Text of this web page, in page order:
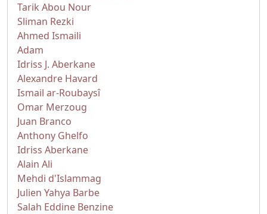
Tarik Abou Nour
Sliman Rezki
Ahmed Ismaili
Adam
Idriss J. Aberkane
Alexandre Havard
Ismail ar-Roubaysî
Omar Merzoug
Juan Branco
Anthony Ghelfo
Idriss Aberkane
Alain Ali
Mehdi d'Islammag
Julien Yahya Barbe
Salah Eddine Benzine